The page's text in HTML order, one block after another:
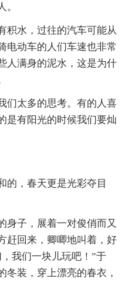
积水，过往的汽车可能从
电动车的人们车速也非常
人满身的泥水，这是为什
们太多的思考。有的人喜
是有阳光的时候我们要灿
的，春天更是光彩夺目
身子，展着一对俊俏而又
赶回来，卿唧地叫着，好
我们一块儿玩吧！”于
冬装，穿上漂亮的春衣，